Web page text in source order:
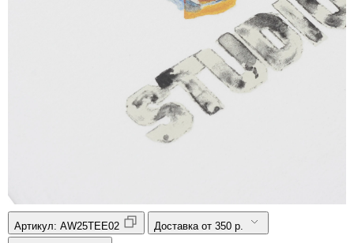
Артикул: AW25TEE02 Доставка от 350 р.